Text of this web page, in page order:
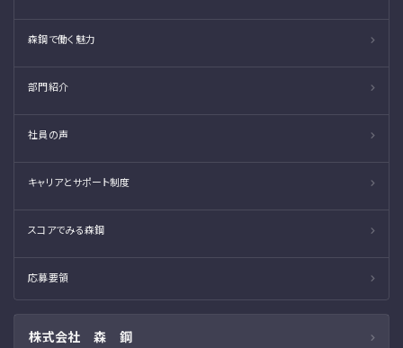
森鋼で働く魅力
部門紹介
社員の声
キャリアとサポート制度
スコアでみる森鋼
応募要領
株式会社 森 鋼